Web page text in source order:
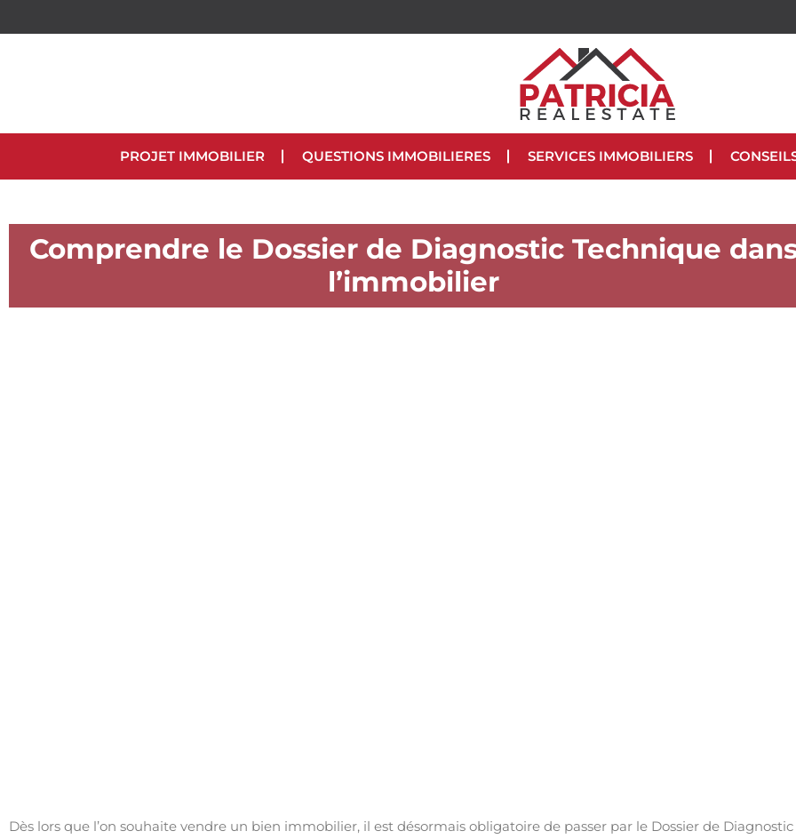
PROJET IMMOBILIER QUESTIONS IMMOBILIERES SERVICES IMMOBILIERS
Comprendre le Dossier de Diagnostic Technique
l’immobilier
Dès lors que l’on souhaite vendre un bien immobilier, il est désormais obligatoire de passer par le Dossier de Diagnostic